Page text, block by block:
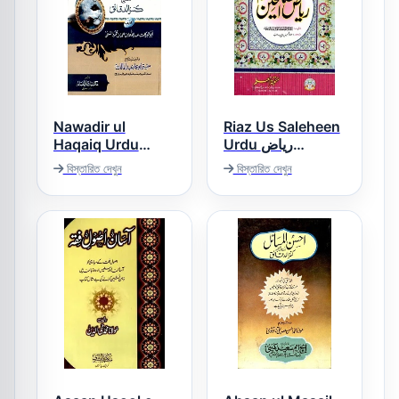
Nawadir ul
Haqaiq Urdu
Sharh Kanz ud
Daqaiq نوادر
الحقائق اردو شرح
کنز الدقائق
বিস্তারিত দেখুন
Riaz Us Saleheen
Urdu ریاض
الصالحین اردو
বিস্তারিত দেখুন